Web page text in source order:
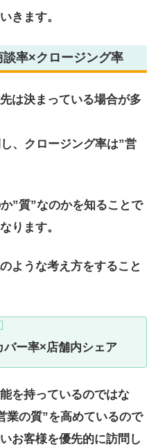
きます。
率×クロージング率
は決まっている場合が多
、クロージング率は”営
”質”なのかを知ることで
ります。
ような考え方をすること
ー率×店舗内シェア
を持っているのではな
業の質”を高めているので
お客様を優先的に訪問し